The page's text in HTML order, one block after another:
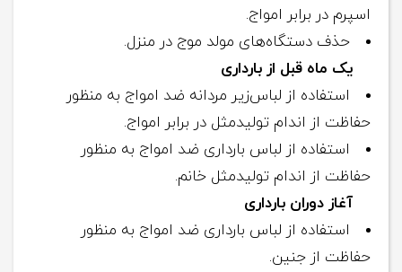
اسپرم در برابر امواج.
حذف دستگاه‌های مولد موج در منزل.
یک ماه قبل از بارداری
استفاده از لباس‌زیر مردانه ضد امواج به‌ منظور
حفاظت از اندام تولیدمثل در برابر امواج.
استفاده از لباس بارداری ضد امواج به‌ منظور
حفاظت از اندام تولیدمثل خانم.
آغاز دوران بارداری
استفاده از لباس بارداری ضد امواج به‌ منظور
حفاظت از جنین.